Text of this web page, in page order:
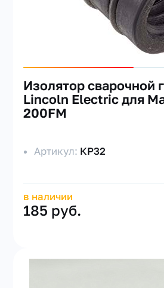
Изолятор сварочной
Lincoln Electric для
200FM
Артикул: КР32
в наличии
185 руб.